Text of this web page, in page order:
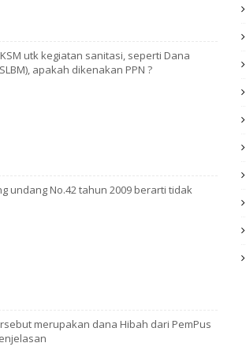
utk kegiatan sanitasi, seperti Dana
apakah dikenakan PPN ?
undang No.42 tahun 2009 berarti tidak
merupakan dana Hibah dari PemPus